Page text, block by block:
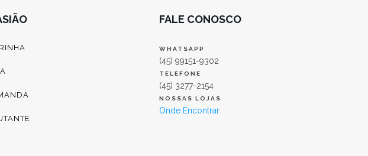
FALE CONOSCO
WHATSAPP
(45) 99151-9302
TELEFONE
(45) 3277-2154
NOSSAS LOJAS
Onde Encontrar